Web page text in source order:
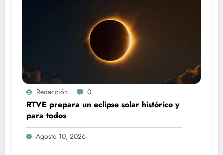
Redacción 0
RTVE prepara un eclipse solar histórico y
para todos
Agosto 10, 2026